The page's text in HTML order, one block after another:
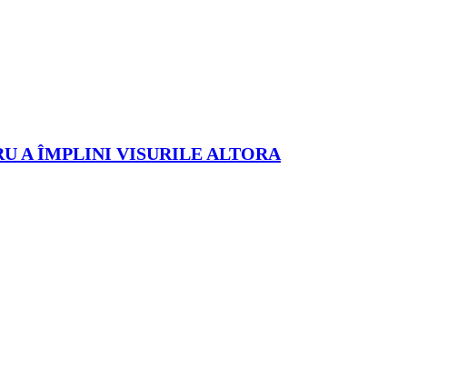
A ÎMPLINI VISURILE ALTORA